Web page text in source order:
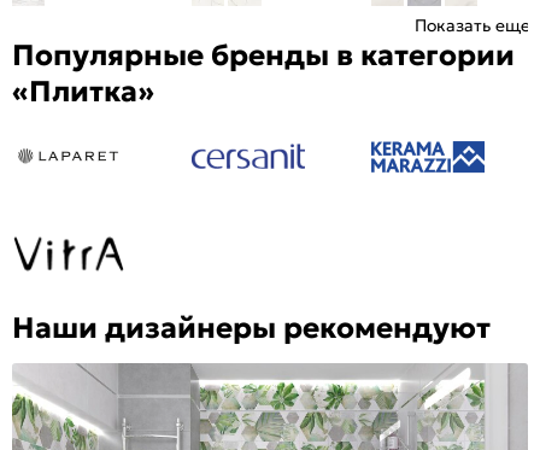
Показать еще
Популярные бренды в категории
«Плитка»
Наши дизайнеры рекомендуют